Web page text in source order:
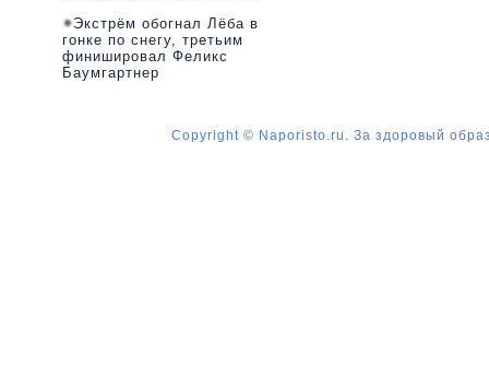
Экстрём обогнал Лёба в
гонке по снегу, третьим
финишировал Феликс
Баумгартнер
Copyright © Naporisto.ru. За здоровый